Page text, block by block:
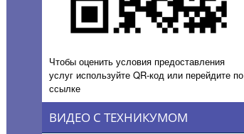
Чтобы оценить условия предоставления
услуг используйте QR-код или перейдите по
ссылке
ВИДЕО С ТЕХНИКУМОМ